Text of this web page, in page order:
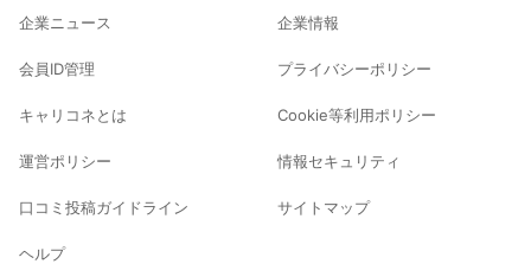
企業ニュース
会員ID管理
キャリコネとは
運営ポリシー
口コミ投稿ガイドライン
ヘルプ
企業情報
プライバシーポリシー
Cookie等利用ポリシー
情報セキュリティ
サイトマップ